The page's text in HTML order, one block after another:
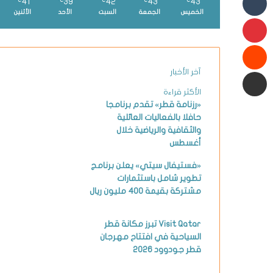
الخميس الجمعة السبت الأحد الأثنين
آخر الأخبار
الأكثر قراءة
«رزنامة قطر» تقدم برنامجا
حافلا بالفعاليات العائلية
والثقافية والرياضية خلال
أغسطس
«فستيفال سيتي» يعلن برنامج
تطوير شامل باستثمارات
مشتركة بقيمة 400 مليون ريال
Visit Qatar تبرز مكانة قطر
السياحية في افتتاح مهرجان
قطر جودوود 2026
بينتيريست
شارك عبر البريد الإلكتروني